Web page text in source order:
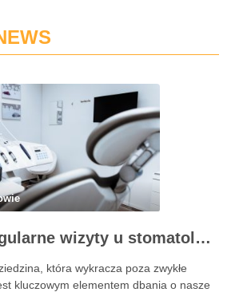
dlaczego regularne wizyty u stomatologa są kluczowe dla zdrowia jamy ustnej?
która wykracza poza zwykłe
kluczowym elementem dbania o nasze